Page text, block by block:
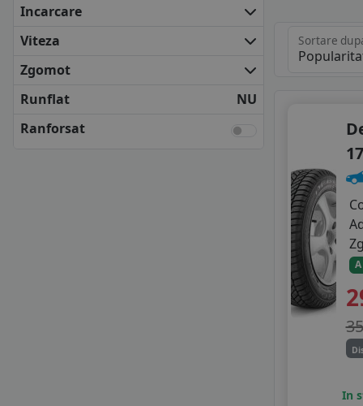
FALKEN
FULDA
KLEBER
MATADOR
NEXEN
Incarcare
Viteza
Zgomot
Runflat
NU
Ranforsat
Sortare
A
In